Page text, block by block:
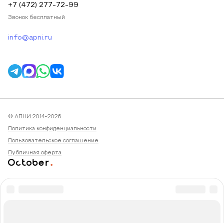
+7 (472) 277-72-99
Звонок бесплатный
info@apni.ru
© АПНИ 2014-2026
Политика конфиденциальности
Пользовательское соглашение
Публичная оферта